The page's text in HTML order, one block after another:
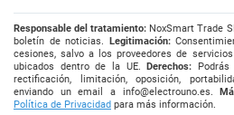
Responsable del tratamiento: NoxSmart Trade
boletín de noticias. Legitimación:
cesiones, salvo a los proveedores de
ubicados dentro de la UE.Derechos:
rectificación, limitación, oposición,
enviando un email a info@electrouno.es.
Política de Privacidad para más información.